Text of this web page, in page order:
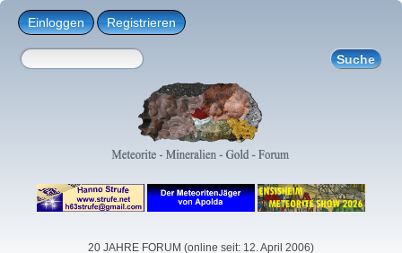
Einloggen Registrieren
20 JAHRE FORUM (online seit: 12. April 2006)